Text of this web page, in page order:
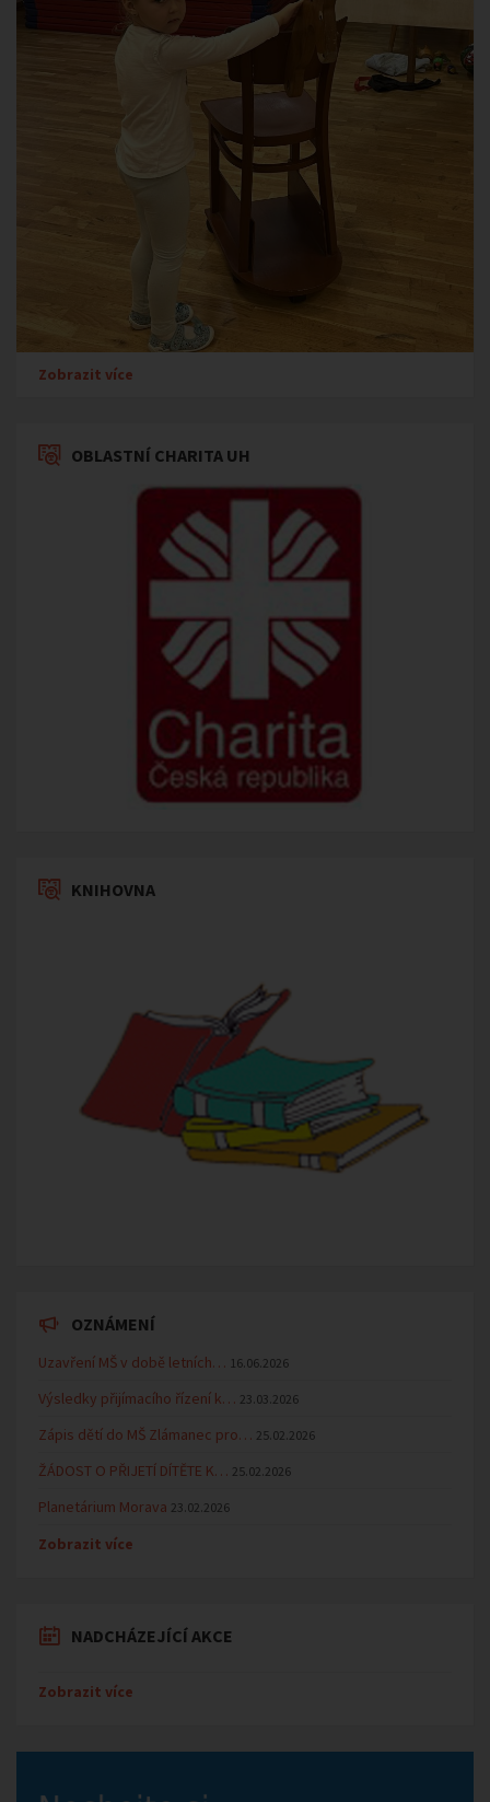
Zobrazit více
OBLASTNÍ CHARITA UH
KNIHOVNA
OZNÁMENÍ
Uzavření MŠ v době letních… 16.06.2026
Výsledky přijímacího řízení k… 23.03.2026
Zápis dětí do MŠ Zlámanec pro… 25.02.2026
ŽÁDOST O PŘIJETÍ DÍTĚTE K… 25.02.2026
Planetárium Morava 23.02.2026
Zobrazit více
NADCHÁZEJÍCÍ AKCE
Zobrazit více